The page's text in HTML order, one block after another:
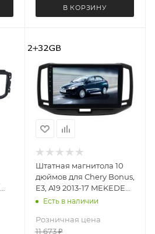
В КОРЗИНУ
Штатная магнитола 10
дюймов для Сhery Bonus,
E3, A19 2013-17 MEKEDE
M150S 4028-6199 Android
Есть в наличии
Розничная цена
11 673₽